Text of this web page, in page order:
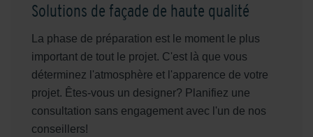
Solutions de façade de haute qualité
La phase de préparation est le moment le plus
important de tout le projet. C'est là que vous
déterminez l'atmosphère et l'apparence de votre
projet. Êtes-vous un designer? Planifiez une
consultation sans engagement avec l'un de nos
conseillers!